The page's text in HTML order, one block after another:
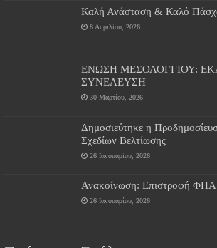
Καλή Ανάσταση & Καλό
8 Απριλίου, 2026
ΕΝΩΣΗ ΜΕΣΟΛΟΓΓΙΟΥ:
ΣΥΝΕΛΕΥΣΗ
30 Μαρτίου, 2026
Δημοσιεύτηκε η
Σχεδίων Βελτίωσης
26 Ιανουαρίου, 2026
Ανακοίνωση: Επιστροφή ΦΠΑ
26 Ιανουαρίου, 2026